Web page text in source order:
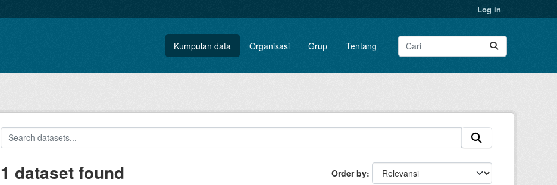
Log in
Kumpulan data Organisasi Grup Tentang
Order by
1 dataset found